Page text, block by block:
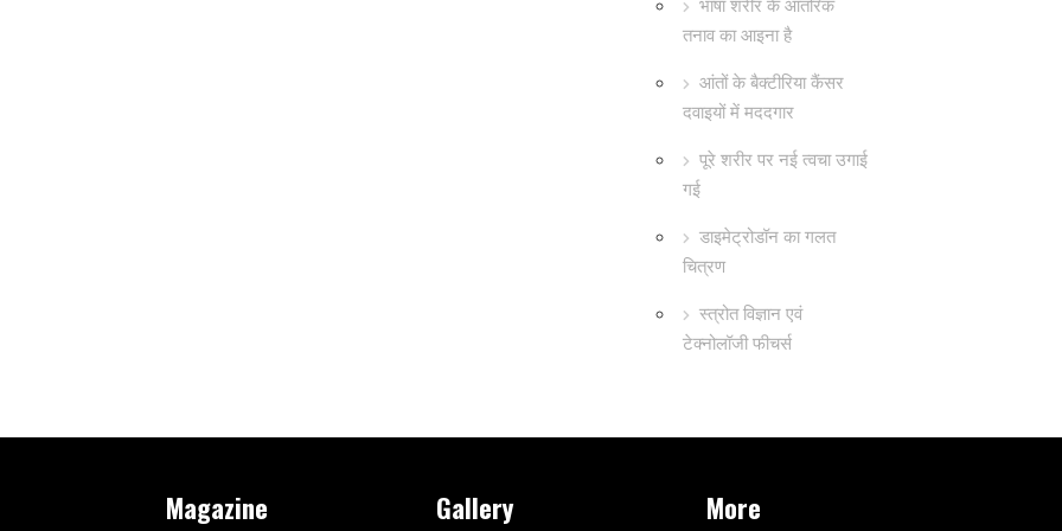
भाषा शरीर के आंतरिक
तनाव का आइना है
आंतों के बैक्टीरिया कैंसर
दवाइयों में मददगार
पूरे शरीर पर नई त्वचा उगाई
गई
डाइमेट्रोडॉन का गलत
चित्रण
स्त्रोत विज्ञान एवं
टेक्नोलॉजी फीचर्स
Magazine Gallery More